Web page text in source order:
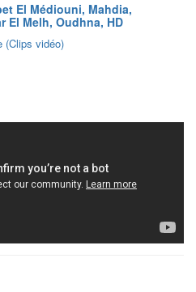
El Médiouni, Mahdia,
El Melh, Oudhna, HD
(Clips vidéo)